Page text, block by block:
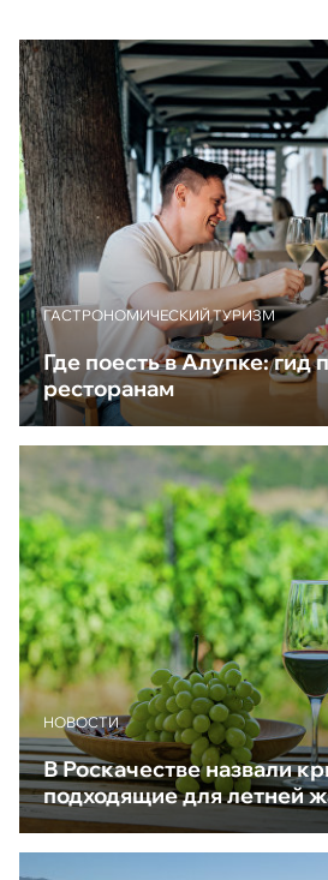
ГАСТРОНОМИЧЕСКИЙ ТУРИЗМ
Где поесть в Алупке: гид
ресторанам
НОВОСТИ
В Роскачестве назвали
подходящие для летней